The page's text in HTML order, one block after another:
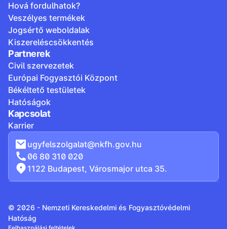
Hová fordulhatok?
Veszélyes termékek
Jogsértő weboldalak
Kiszereléscsökkentés
Partnerek
Civil szervezetek
Európai Fogyasztói Központ
Békéltető testületek
Hatóságok
Kapcsolat
Karrier
ugyfelszolgalat@nkfh.gov.hu
06 80 310 020
1122 Budapest, Városmajor utca 35.
© 2026 - Nemzeti Kereskedelmi és Fogyasztóvédelmi
Hatóság